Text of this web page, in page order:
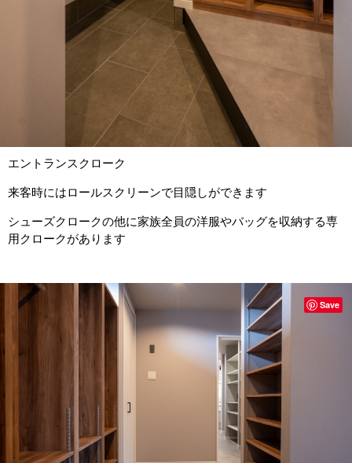
エントランスクローク
来客時にはロールスクリーンで目隠しができます
シューズクロークの他に家族全員の洋服やバッグを収納する専
用クロークがあります
Save